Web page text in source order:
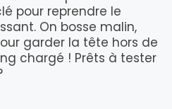
pour reprendre le
On bosse malin,
garder la tête hors de
chargé ! Prêts à tester